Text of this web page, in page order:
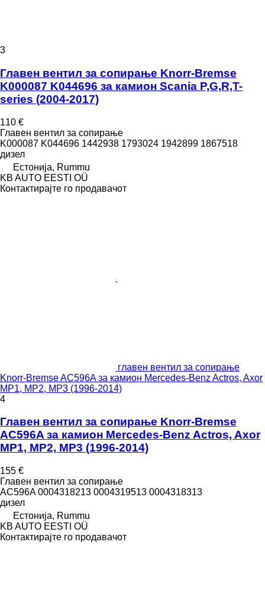
3
Главен вентил за сопирање Knorr-Bremse
K000087 K044696 за камион Scania P,G,R,T-
series (2004-2017)
110 €
Главен вентил за сопирање
K000087 K044696 1442938 1793024 1942899 1867518
дизел
Естонија, Rummu
KB AUTO EESTI OÜ
Контактирајте го продавачот
главен вентил за сопирање
Knorr-Bremse AC596A за камион Mercedes-Benz Actros, Axor
MP1, MP2, MP3 (1996-2014)
4
Главен вентил за сопирање Knorr-Bremse
AC596A за камион Mercedes-Benz Actros, Axor
MP1, MP2, MP3 (1996-2014)
155 €
Главен вентил за сопирање
AC596A 0004318213 0004319513 0004318313
дизел
Естонија, Rummu
KB AUTO EESTI OÜ
Контактирајте го продавачот